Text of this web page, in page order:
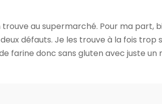
au supermarché. Pour ma part,
défauts. Je les trouve à la fois trop
farine donc sans gluten avec juste un